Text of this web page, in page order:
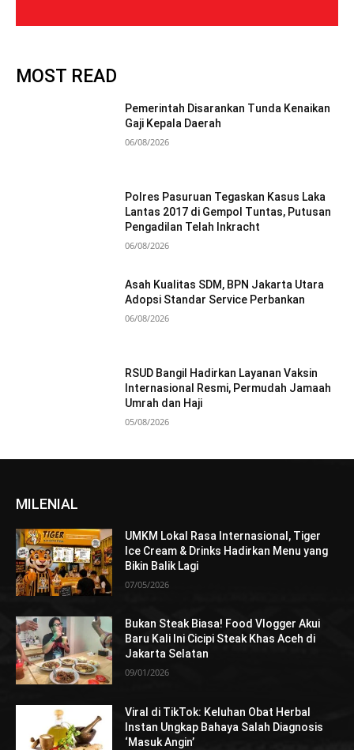
MOST READ
Pemerintah Disarankan Tunda Kenaikan
Gaji Kepala Daerah
06/08/2026
Polres Pasuruan Tegaskan Kasus Laka
Lantas 2017 di Gempol Tuntas, Putusan
Pengadilan Telah Inkracht
06/08/2026
Asah Kualitas SDM, BPN Jakarta Utara
Adopsi Standar Service Perbankan
06/08/2026
RSUD Bangil Hadirkan Layanan Vaksin
Internasional Resmi, Permudah Jamaah
Umrah dan Haji
05/08/2026
MILENIAL
UMKM Lokal Rasa Internasional, Tiger
Ice Cream & Drinks Hadirkan Menu yang
Bikin Balik Lagi
07/05/2026
Bukan Steak Biasa! Food Vlogger Akui
Baru Kali Ini Cicipi Steak Khas Aceh di
Jakarta Selatan
09/01/2026
Viral di TikTok: Keluhan Obat Herbal
Instan Ungkap Bahaya Salah Diagnosis
‘Masuk Angin’